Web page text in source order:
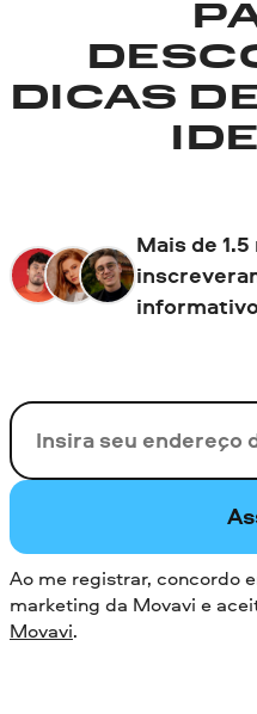
DICAS
Mais de
informativo
Seu e-mail
Ao me registrar, concordo
marketing da Movavi e
Movavi.